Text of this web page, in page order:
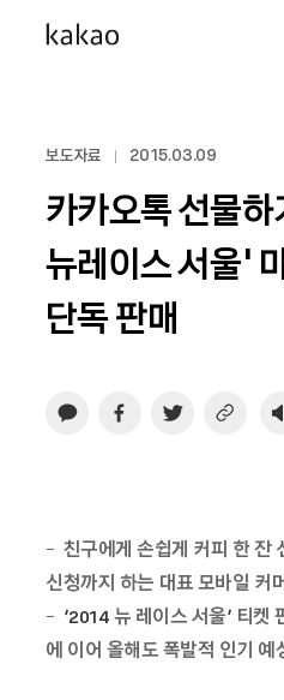
보도자료 2015.03.09
카카오톡 선물
뉴레이스 서울'
단독 판매
- 친구에게 손쉽게 커피 한 잔
신청까지 하는 대표 모바일 커
- ‘2014 뉴 레이스 서울’ 티켓
에 이어 올해도 폭발적 인기 예